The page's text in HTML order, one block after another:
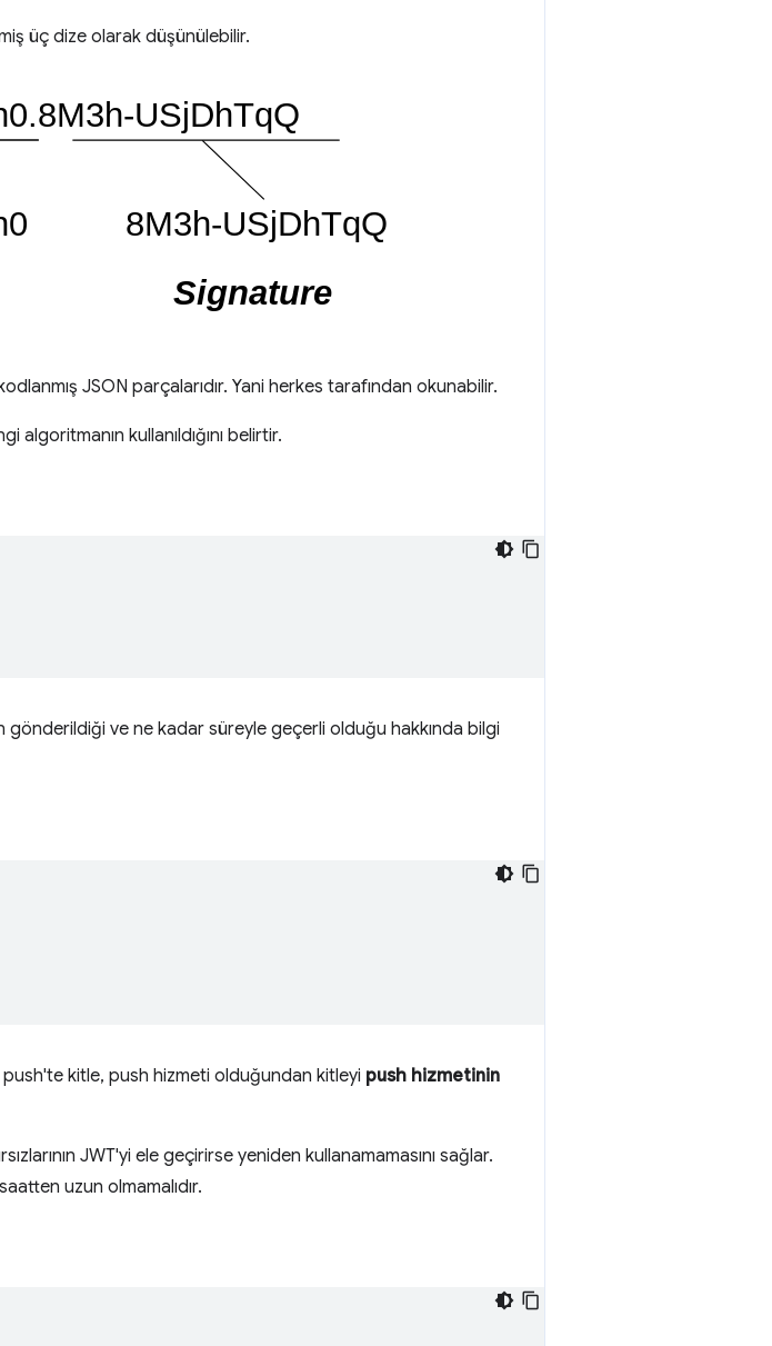
üç dize olarak düşünülebilir.
JSON parçalarıdır. Yani herkes tarafından okunabilir.
kullanıldığını belirtir.
gönderildiği ve ne kadar süreyle geçerli olduğu hakkında bilgi
kitle, push hizmeti olduğundan kitleyi push hizmetinin
JWT'yi ele geçirirse yeniden kullanamamasını sağlar.
uzun olmamalıdır.